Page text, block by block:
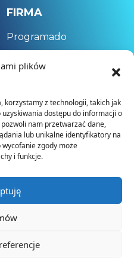
plików
korzystamy z technologii, takich jak
dostępu do informacji o
nam przetwarzać dane,
lub unikalne identyfikatory na
zgody może
i funkcje.
FIRMA
Programado
61-743 Polska